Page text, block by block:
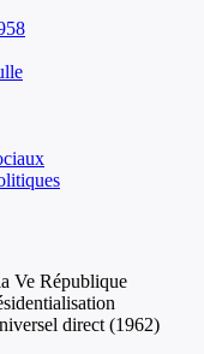
Ve République
direct (1962)